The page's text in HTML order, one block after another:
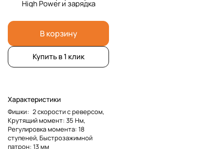
High Power и зарядка
В корзину
Купить в 1 клик
Характеристики
Фишки: 2 скорости с реверсом,
Крутящий момент: 35 Нм,
Регулировка момента: 18
ступеней, Быстрозажимной
патрон: 13 мм